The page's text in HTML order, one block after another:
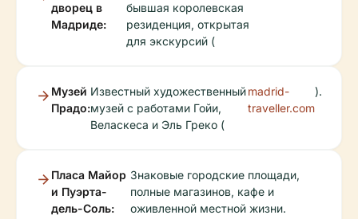
дворец в
Мадриде:
бывшая королевская
резиденция, открытая
для экскурсий (
Музей
Прадо:
Известный художественный
музей с работами Гойи,
Веласкеса и Эль Греко (
madrid-
traveller.com
).
Пласа Майор
и Пуэрта-
дель-Соль:
Знаковые городские площади,
полные магазинов, кафе и
оживленной местной жизни.